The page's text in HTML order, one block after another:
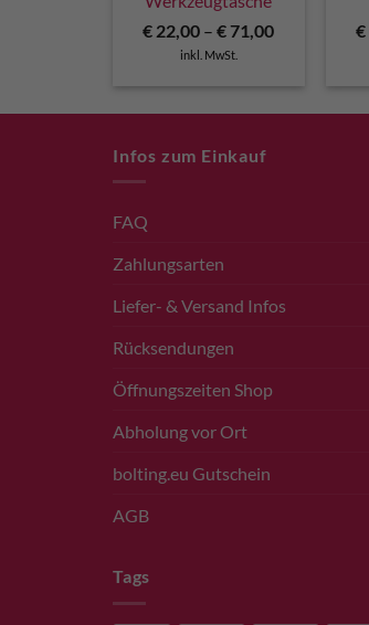
€ 22,00 –€ 71,00
inkl. MwSt.
€
Infos zum Einkauf
FAQ
Zahlungsarten
Liefer- & Versand Infos
Rücksendungen
Öffnungszeiten Shop
Abholung vor Ort
bolting.eu Gutschein
AGB
Tags